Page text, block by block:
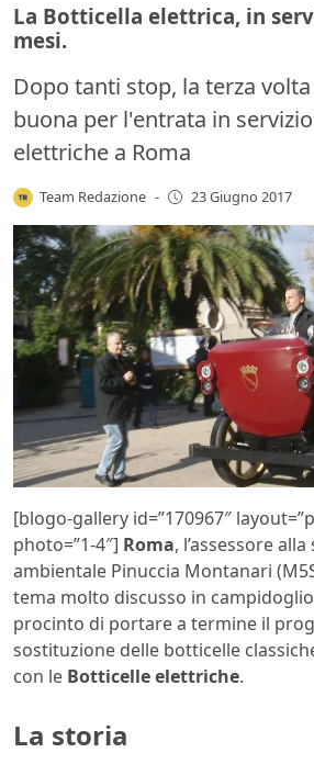
La Botticella elettrica, in
mesi.
Dopo tanti stop, la terza
buona per l'entrata in
elettriche a Roma
Team Redazione - 23 Giugno 2017
[blogo-gallery id=”170967″
photo=”1-4″] Roma, l’assessore
ambientale Pinuccia Montanari
tema molto discusso in
procinto di portare a termine il
sostituzione delle botticelle
con le Botticelle elettriche.
La storia